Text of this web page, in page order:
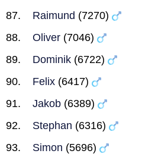
Raimund (7270)
Oliver (7046)
Dominik (6722)
Felix (6417)
Jakob (6389)
Stephan (6316)
Simon (5696)